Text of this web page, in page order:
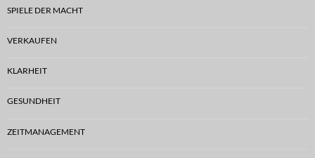
SPIELE DER MACHT
VERKAUFEN
KLARHEIT
GESUNDHEIT
ZEITMANAGEMENT